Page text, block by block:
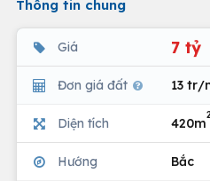
Thông tin chung
Giá 7 tỷ
Đơn giá đất 13 tr/
Diện tích 420m
2
Hướng Bắc